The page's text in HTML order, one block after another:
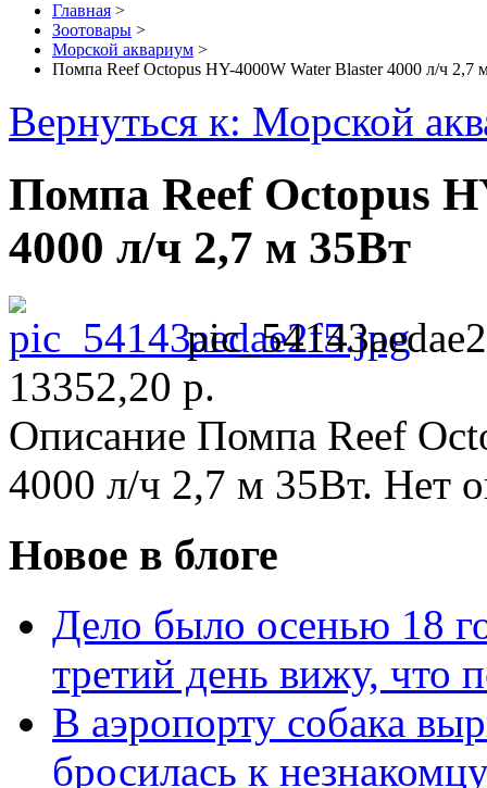
Главная >
Зоотовары >
Морской аквариум >
Помпа Reef Octopus HY-4000W Water Blaster 4000 л/ч 2,7
Вернуться к: Морской
Помпа Reef Octopus
4000 л/ч 2,7 м 35Вт
13352,20 р.
Описание Помпа Reef
4000 л/ч 2,7 м 35Вт. Нет
Новое в блоге
Дело было осенью 18
третий день вижу, что
В аэропорту собака
бросилась к